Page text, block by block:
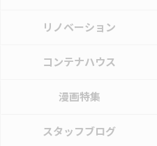
リノベーション
コンテナハウス
漫画特集
スタッフブログ